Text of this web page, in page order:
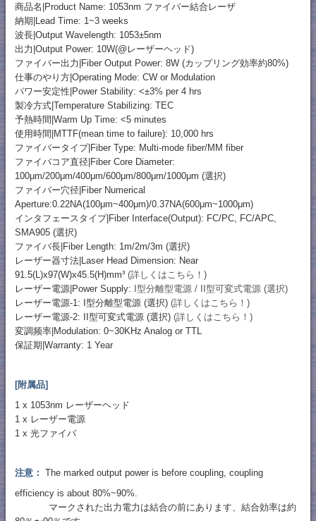
商品名|Product Name: 1053nm ファイバー結合レーザ
納期|Lead Time: 1~3 weeks
波長|Output Wavelength: 1053±5nm
出力|Output Power: 10W(@レーザーヘッド)
ファイバー出力|Fiber Output Power: 8W (カップリング効率約80%)
仕事のやり方|Operating Mode: CW or Modulation
パワー安定性|Power Stability: <±3% per 4 hrs
製冷方式|Temperature Stabilizing: TEC
予熱時間|Warm Up Time: <5 minutes
使用時間|MTTF(mean time to failure): 10,000 hrs
ファイバータイプ|Fiber Type: Multi-mode fiber/MM fiber
ファイバコア直径|Fiber Core Diameter:
100μm/200μm/400μm/600μm/800μm/1000μm (選択)
ファイバー穴径|Fiber Numerical
Aperture:0.22NA(100μm~400μm)/0.37NA(600μm~1000μm)
インタフェースタイプ|Fiber Interface(Output): FC/PC, FC/APC,
SMA905 (選択)
ファイバ長|Fiber Length: 1m/2m/3m (選択)
レーザー器寸法|Laser Head Dimension: Near
91.5(L)x97(W)x45.5(H)mm³ (詳しくはこちら！)
レーザー電源|Power Supply: I型分離型電源 / II型可変式電源 (選択)
レーザー電源-1: I型分離型電源 (選択) (詳しくはこちら！)
レーザー電源-2: II型可変式電源 (選択) (詳しくはこちら！)
変調频率|Modulation: 0~30KHz Analog or TTL
保証期|Warranty: 1 Year
[附属品]
1 x 1053nm レーザーヘッド
1 x レーザー電源
1 x 光ファイバ
注意： The marked output power is before coupling, coupling
efficiency is about 80%~90%.
マークされた出力電力は結合の前にあります、結合効率は約